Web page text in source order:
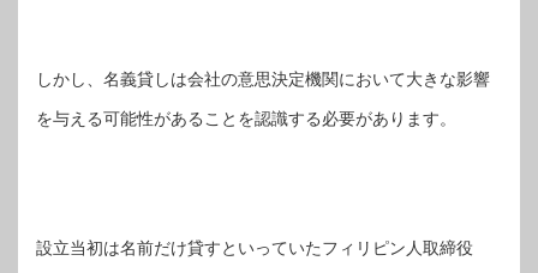
しかし、名義貸しは会社の意思決定機関において大きな影響
を与える可能性があることを認識する必要があります。
設立当初は名前だけ貸すといっていたフィリピン人取締役